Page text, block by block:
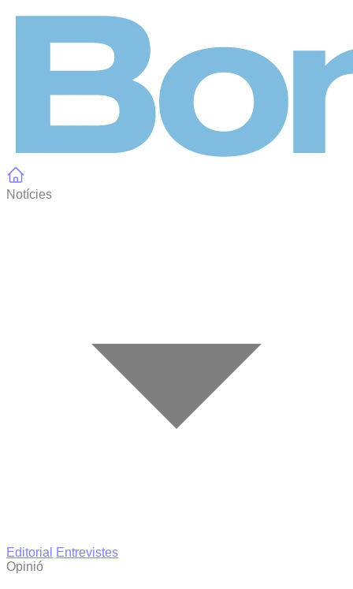
Notícies
Editorial
Entrevistes
Opinió